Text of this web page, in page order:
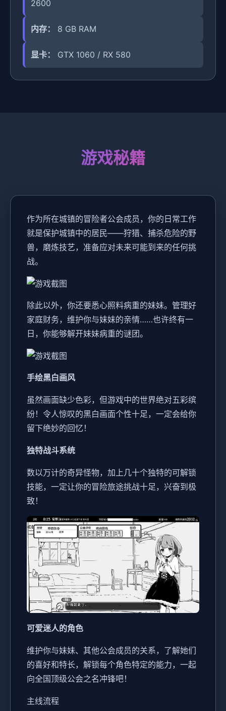
2600
内存： 8 GB RAM
显卡： GTX 1060 / RX 580
游戏秘籍
作为所在城镇的冒险者公会成员，你的日常工作
就是保护城镇中的居民——狩猎、捕杀危险的野
兽，磨炼技艺，准备应对未来可能到来的任何挑
战。
除此以外，你还要悉心照料病重的妹妹。管理好
家庭财务，维护你与妹妹的亲情……也许终有一
日，你能够解开妹妹病重的谜团。
手绘黑白画风
虽然画面缺少色彩，但游戏中的世界绝对五彩缤
纷！令人惊叹的黑白画面个性十足，一定会给你
留下绝妙的回忆！
独特战斗系统
数以万计的奇异怪物，加上几十个独特的可解锁
技能，一定让你的冒险旅途挑战十足，兴奋到极
致！
可爱迷人的角色
维护你与妹妹、其他公会成员的关系，了解她们
的喜好和特长，解锁每个角色特定的能力，一起
向全国顶级公会之名冲锋吧！
主线流程